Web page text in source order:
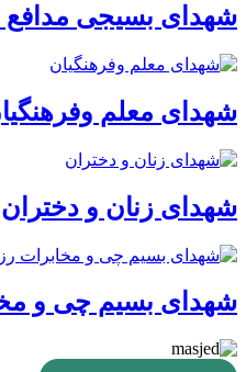
شهدای بسیجی مدافع
شهدای معلم
شهدای زنان و دختران
شهدای بسیم چی و